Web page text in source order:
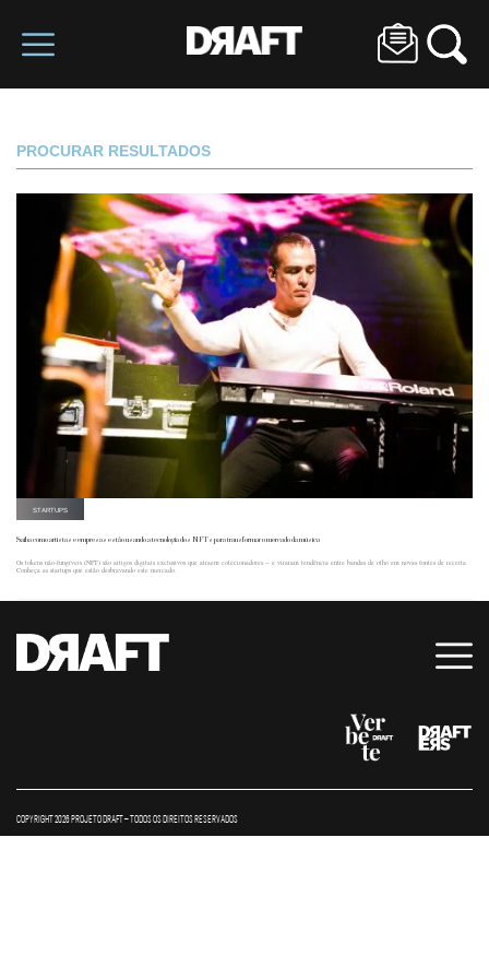
PROCURAR RESULTADOS
STARTUPS
Saiba como artistas e empresas estão usando a tecnologia dos NFTs para transformar o mercado da música
Os tokens não-fungíveis (NFT) são artigos digitais exclusivos que atraem colecionadores -- e viraram tendência entre bandas de olho em novas fontes de receita.
Conheça as startups que estão desbravando este mercado.
COPYRIGHT 2026 PROJETO DRAFT – TODOS OS DIREITOS RESERVADOS